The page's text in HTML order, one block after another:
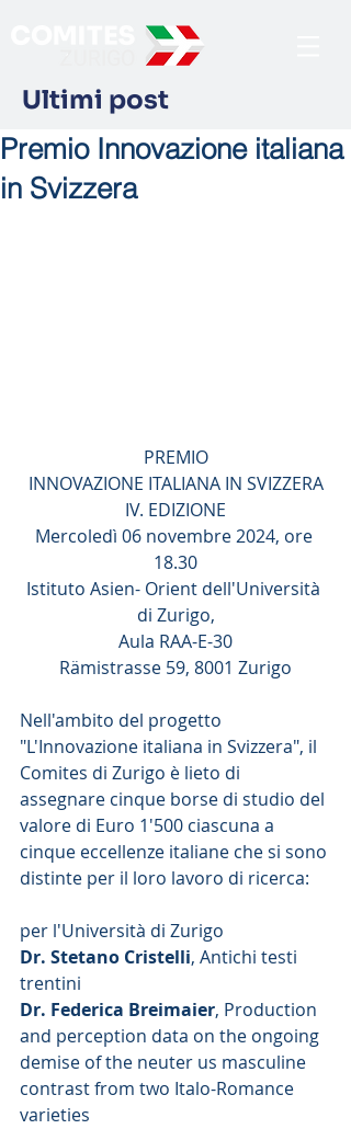
Ultimi post
Premio Innovazione italiana
in Svizzera
PREMIO
INNOVAZIONE ITALIANA IN SVIZZERA
IV. EDIZIONE
Mercoledì 06 novembre 2024, ore
18.30
Istituto Asien- Orient dell'Università
di Zurigo,
Aula RAA-E-30
Rämistrasse 59, 8001 Zurigo
Nell'ambito del progetto
"L'Innovazione italiana in Svizzera", il
Comites di Zurigo è lieto di
assegnare cinque borse di studio del
valore di Euro 1'500 ciascuna a
cinque eccellenze italiane che si sono
distinte per il loro lavoro di ricerca:
per l'Università di Zurigo
Dr. Stetano Cristelli, Antichi testi
trentini
Dr. Federica Breimaier, Production
and perception data on the ongoing
demise of the neuter us masculine
contrast from two Italo-Romance
varieties